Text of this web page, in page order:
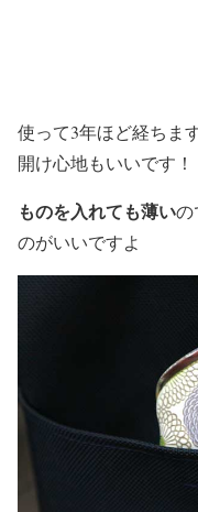
使って3年ほど経ちま
開け心地もいいです！
ものを入れても薄いの
のがいいですよ